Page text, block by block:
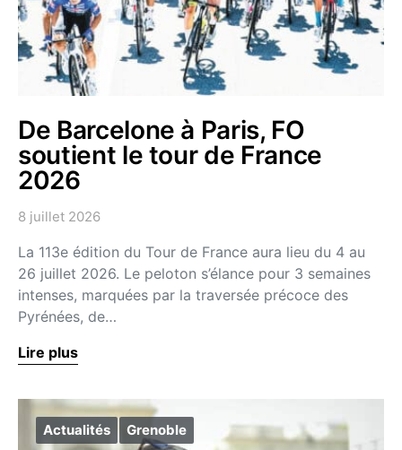
De Barcelone à Paris, FO
soutient le tour de France
2026
8 juillet 2026
La 113e édition du Tour de France aura lieu du 4 au
26 juillet 2026. Le peloton s’élance pour 3 semaines
intenses, marquées par la traversée précoce des
Pyrénées, de…
Lire plus
Actualités Grenoble